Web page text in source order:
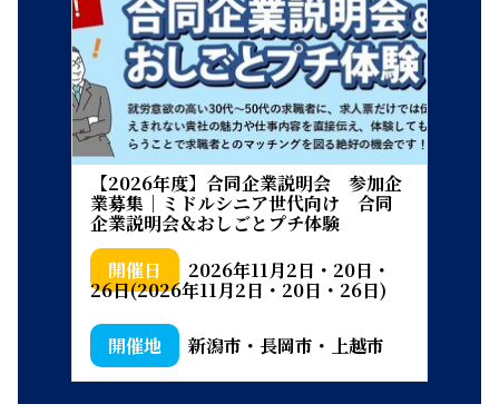
【2026年度】合同企業説明会 参加企
業募集｜ミドルシニア世代向け 合同
企業説明会＆おしごとプチ体験
2026年11月2日・20日・
26日(2026年11月2日・20日・26日)
新潟市・長岡市・上越市